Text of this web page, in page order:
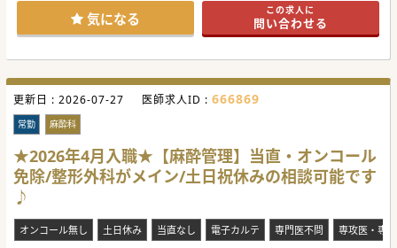
【具体的な医療機関情報】
■1911年から医療・保健・福祉を総合的に提供する日本最大
の社会福祉法人の一員です。
フが医療・健康・福祉活動に従事しています。
■長崎市街地から車で10分、電車で20分程度の好立地にあ
り、通勤の利便性が高いです。
【職場環境と雰囲気】
■2009年に新築移転した綺麗な病院では、患者の視点に立っ
た良好な療養環境が整備されています。
■全室個室や病棟入出セキュリティーシステムの完備によ
り、プライベートと安全性が確保されています。
■地域の病院・診療所との連携を強化し、地域医療の中核を
担う役割を果たすことができます。
#秋入職可
気になる この求人に
問い合わせる
更新日 : 2026-07-27 医師求人ID : 666869
常勤 麻酔科
★2026年4月入職★【麻酔管理】当直・オンコール
免除/整形外科がメイン/土日祝休みの相談可能です
♪
オンコール無し 土日休み 当直なし 電子カルテ 専門医不問 専攻医・専